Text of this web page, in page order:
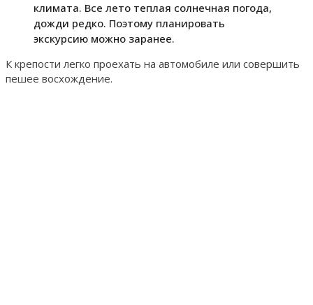
климата. Все лето теплая солнечная погода,
дожди редко. Поэтому планировать
экскурсию можно заранее.
К крепости легко проехать на автомобиле или совершить
пешее восхождение.